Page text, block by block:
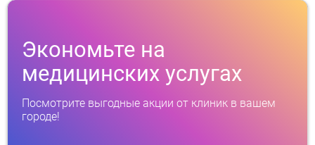
Экономьте на
медицинских услугах
Посмотрите выгодные акции от клиник в вашем
городе!